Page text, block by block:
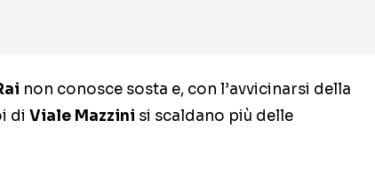
non conosce sosta e, con l’avvicinarsi della
di Viale Mazzini si scaldano più delle